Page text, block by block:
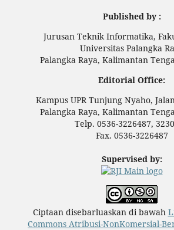
Published by :
Jurusan Teknik Informatika,
Universitas Palangka
Palangka Raya, Kalimantan
Editorial Office:
Kampus UPR Tunjung Nyaho,
Palangka Raya, Kalimantan
Telp. 0536-3226487,
Fax. 0536-3226487
Supervised by:
Ciptaan disebarluaskan di bawah
Commons Atribusi-NonKomersial-